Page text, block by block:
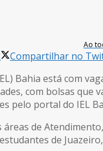
Ao
Compartilhar no
Bahia está com
com bolsas que
pelo portal do IEL
áreas de
de